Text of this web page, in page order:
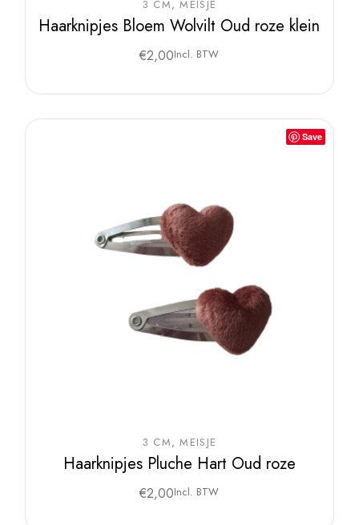
3 CM MEISJE
Haarknipjes Bloem Wolvilt Oud roze klein
€2,00Incl. BTW
Save
3 CM MEISJE
Haarknipjes Pluche Hart Oud roze
€2,00Incl. BTW